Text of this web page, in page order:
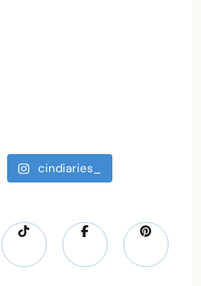
cindiaries_